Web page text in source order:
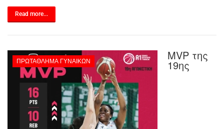
Read more...
ΠΡΩΤΆΘΛΗΜΑ ΓΥΝΑΙΚΏΝ MVP της
19ης